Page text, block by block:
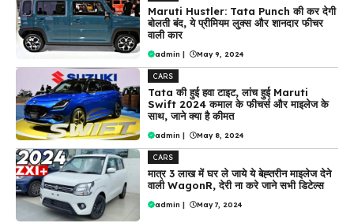
Maruti Hustler: Tata Punch की कर देगी
बोलती बंद, ये प्रीमियम लुक्स और शानदार फीचर
वाली कार
admin | May 9, 2024
CARS
Tata की हुई हवा टाइट, लांच हुई Maruti
Swift 2024 कमाल के फीचर्स और माइलेज के
साथ, जाने क्या है कीमत
admin | May 8, 2024
CARS
मात्र 3 लाख में घर ले जाये ये बेह्तरीन माइलेज देने
वाली WagonR, देरी ना करे जाने सभी डिटेल्स
admin | May 7, 2024